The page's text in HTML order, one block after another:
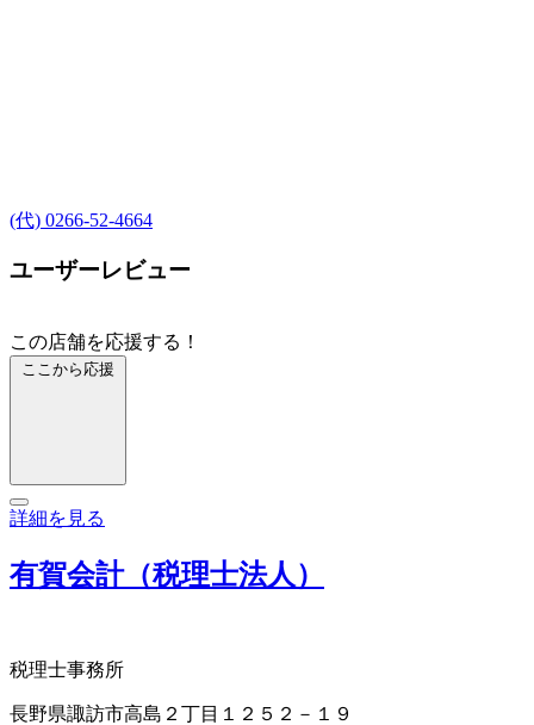
(代) 0266-52-4664
ユーザーレビュー
この店舗を応援する！
ここから応援
詳細を見る
有賀会計（税理士法人）
税理士事務所
長野県諏訪市高島２丁目１２５２－１９